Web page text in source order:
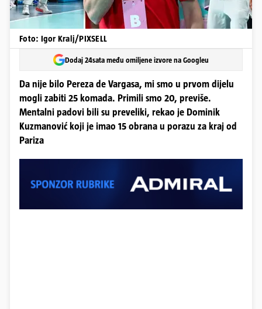
Foto: Igor Kralj/PIXSELL
Dodaj 24sata među omiljene izvore na Googleu
Da nije bilo Pereza de Vargasa, mi smo u prvom dijelu
mogli zabiti 25 komada. Primili smo 20, previše.
Mentalni padovi bili su preveliki, rekao je Dominik
Kuzmanović koji je imao 15 obrana u porazu za kraj od
Pariza